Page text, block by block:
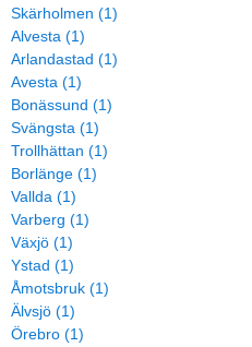
Skärholmen (1)
Alvesta (1)
Arlandastad (1)
Avesta (1)
Bonässund (1)
Svängsta (1)
Trollhättan (1)
Borlänge (1)
Vallda (1)
Varberg (1)
Växjö (1)
Ystad (1)
Åmotsbruk (1)
Älvsjö (1)
Örebro (1)